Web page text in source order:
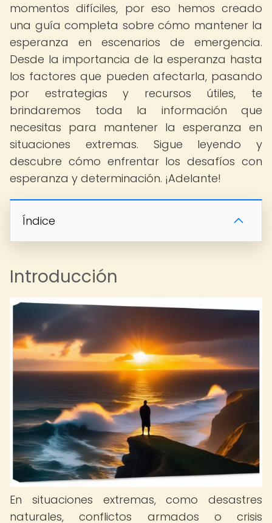
momentos difíciles, por eso hemos creado
una guía completa sobre cómo mantener la
esperanza en escenarios de emergencia.
Desde la importancia de la esperanza hasta
los factores que pueden afectarla, pasando
por estrategias y recursos útiles, te
brindaremos toda la información que
necesitas para mantener la esperanza en
situaciones extremas. Sigue leyendo y
descubre cómo enfrentar los desafíos con
esperanza y determinación. ¡Adelante!
Índice
Introducción
En situaciones extremas, como desastres
naturales, conflictos armados o crisis